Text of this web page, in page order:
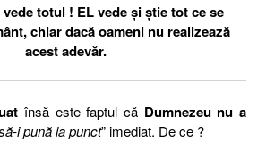
totul ! EL vede și știe tot ce se
chiar dacă oameni nu realizează
acest adevăr.
însă este faptul că Dumnezeu nu a
i pună la punct” imediat. De ce ?